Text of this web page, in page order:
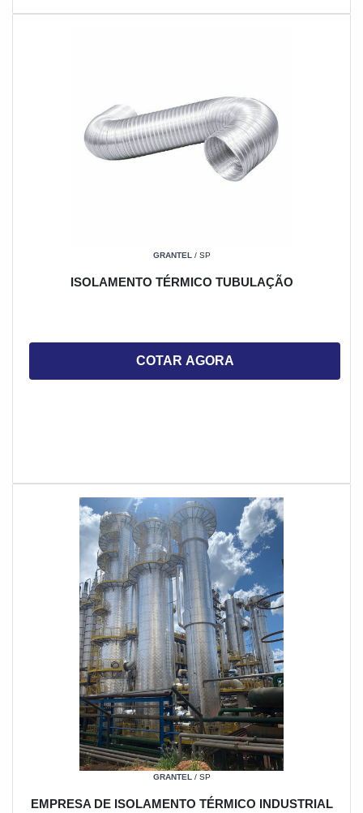
GRANTEL / SP
ISOLAMENTO TÉRMICO TUBULAÇÃO
COTAR AGORA
GRANTEL / SP
EMPRESA DE ISOLAMENTO TÉRMICO INDUSTRIAL